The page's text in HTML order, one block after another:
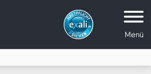
Menü